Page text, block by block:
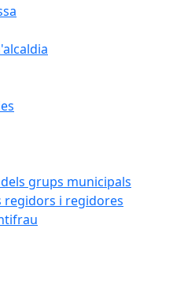
grups municipals
regidors i regidores